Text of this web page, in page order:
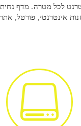
לכל מטרה. מדף
אינטרנטי, פורטל,
